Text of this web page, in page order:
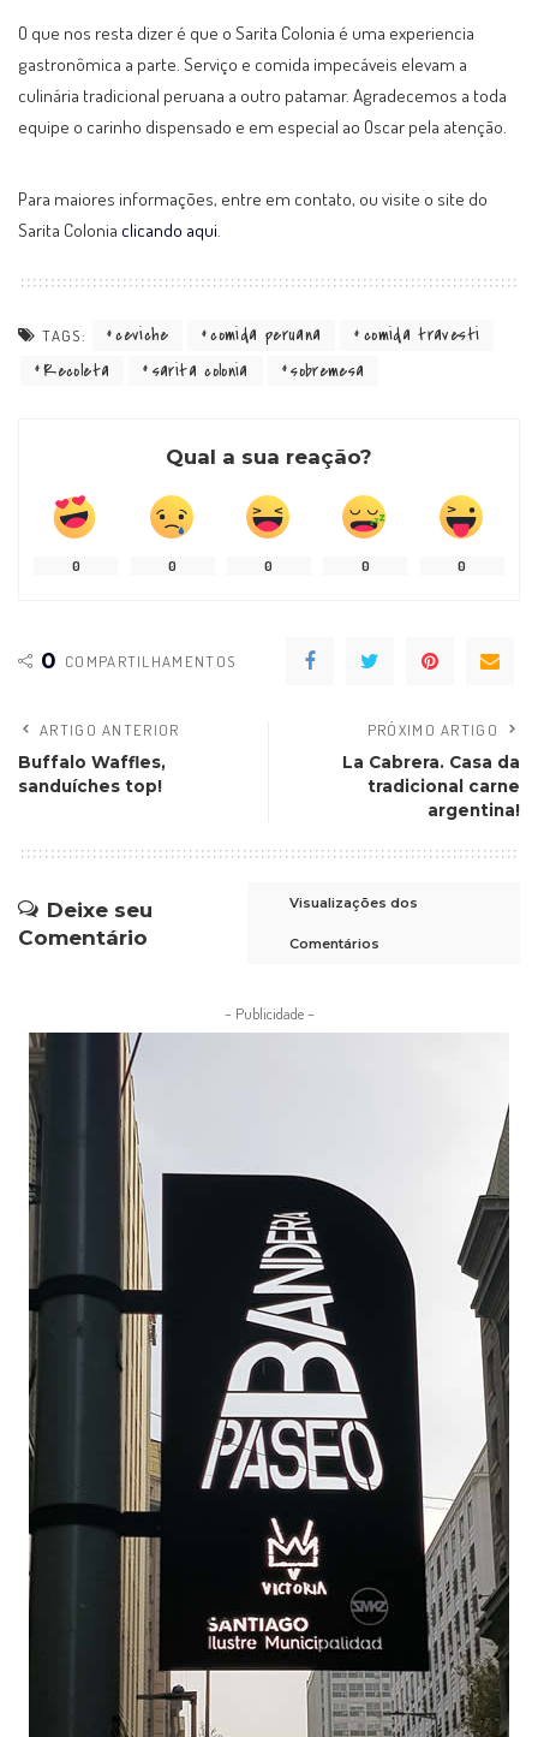
O que nos resta dizer é que o Sarita Colonia é uma experiencia
gastronômica a parte. Serviço e comida impecáveis elevam a
culinária tradicional peruana a outro patamar. Agradecemos a toda
equipe o carinho dispensado e em especial ao Oscar pela atenção.
Para maiores informações, entre em contato, ou visite o site do
Sarita Colonia clicando aqui
TAGS: ceviche comida peruana
comida travesti
Recoleta
sarita colonia sobremesa
Qual a sua reação?
0 0 0 0 0
0 COMPARTILHAMENTOS
ARTIGO ANTERIOR
Buffalo Waffles,
sanduíches top!
PRÓXIMO ARTIGO
La Cabrera. Casa da
tradicional carne
argentina!
Deixe seu
Comentário
Visualizações dos
Comentários
– Publicidade –